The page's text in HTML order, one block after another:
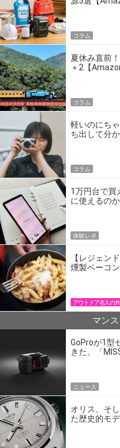
コラム
夏休み直前
＋2【
コラム
軽いのにち
ち出して分
コラム
1万円台で買
に使えるの
体験レポ
【レジェン
燻製ベーコ
アウトドア名人の
マン
GoProが1型
きた。「
ニュース
オリス、そ
た歴史的モ